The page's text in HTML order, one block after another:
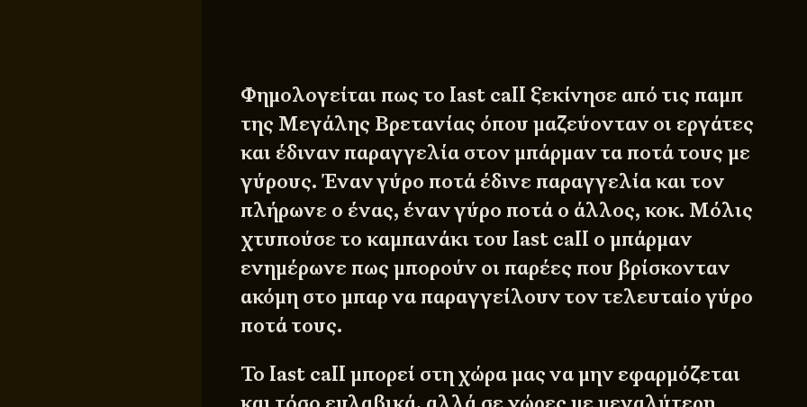
Φημολογείται πως το last call ξεκίνησε από τις παμπ
της Μεγάλης Βρετανίας όπου μαζεύονταν οι εργάτες
και έδιναν παραγγελία στον μπάρμαν τα ποτά τους με
γύρους. Έναν γύρο ποτά έδινε παραγγελία και τον
πλήρωνε ο ένας, έναν γύρο ποτά ο άλλος, κοκ. Μόλις
χτυπούσε το καμπανάκι του last call ο μπάρμαν
ενημέρωνε πως μπορούν οι παρέες που βρίσκονταν
ακόμη στο μπαρ να παραγγείλουν τον τελευταίο γύρο
ποτά τους.
Το last call μπορεί στη χώρα μας να μην εφαρμόζεται